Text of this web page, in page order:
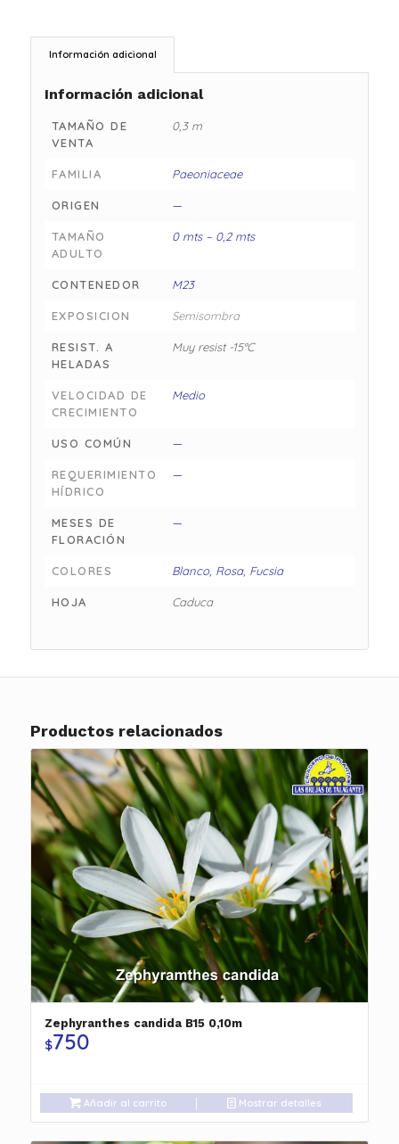
Información adicional
Información adicional
TAMAÑO DE
VENTA
0,3 m
FAMILIA Paeoniaceae
ORIGEN —
TAMAÑO
ADULTO
0 mts – 0,2 mts
CONTENEDOR M23
EXPOSICION Semisombra
RESIST. A
HELADAS
Muy resist -15°C
VELOCIDAD DE
CRECIMIENTO
Medio
USO COMÚN —
REQUERIMIENTO
HÍDRICO
—
MESES DE
FLORACIÓN
—
COLORES Blanco, Rosa, Fucsia
HOJA Caduca
Productos relacionados
Zephyranthes candida B15 0,10m
$750
Añadir al carrito Mostrar detalles